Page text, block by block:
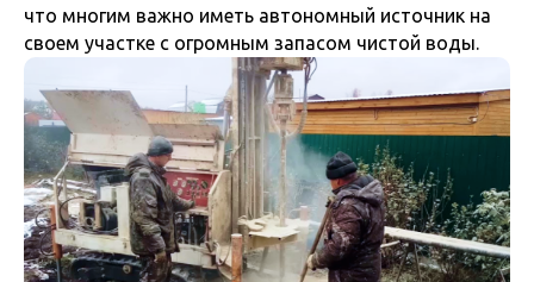
что многим важно иметь автономный источник на
своем участке с огромным запасом чистой воды.